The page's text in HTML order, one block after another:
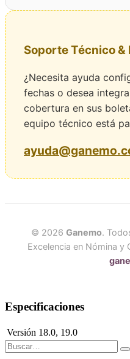
Soporte Técnico &
¿Necesita ayuda
fechas o desea
cobertura en sus
equipo técnico está
© 2026 Ganemo.
Excelencia en Nómina y
Especificaciones
Versión 18.0, 19.0